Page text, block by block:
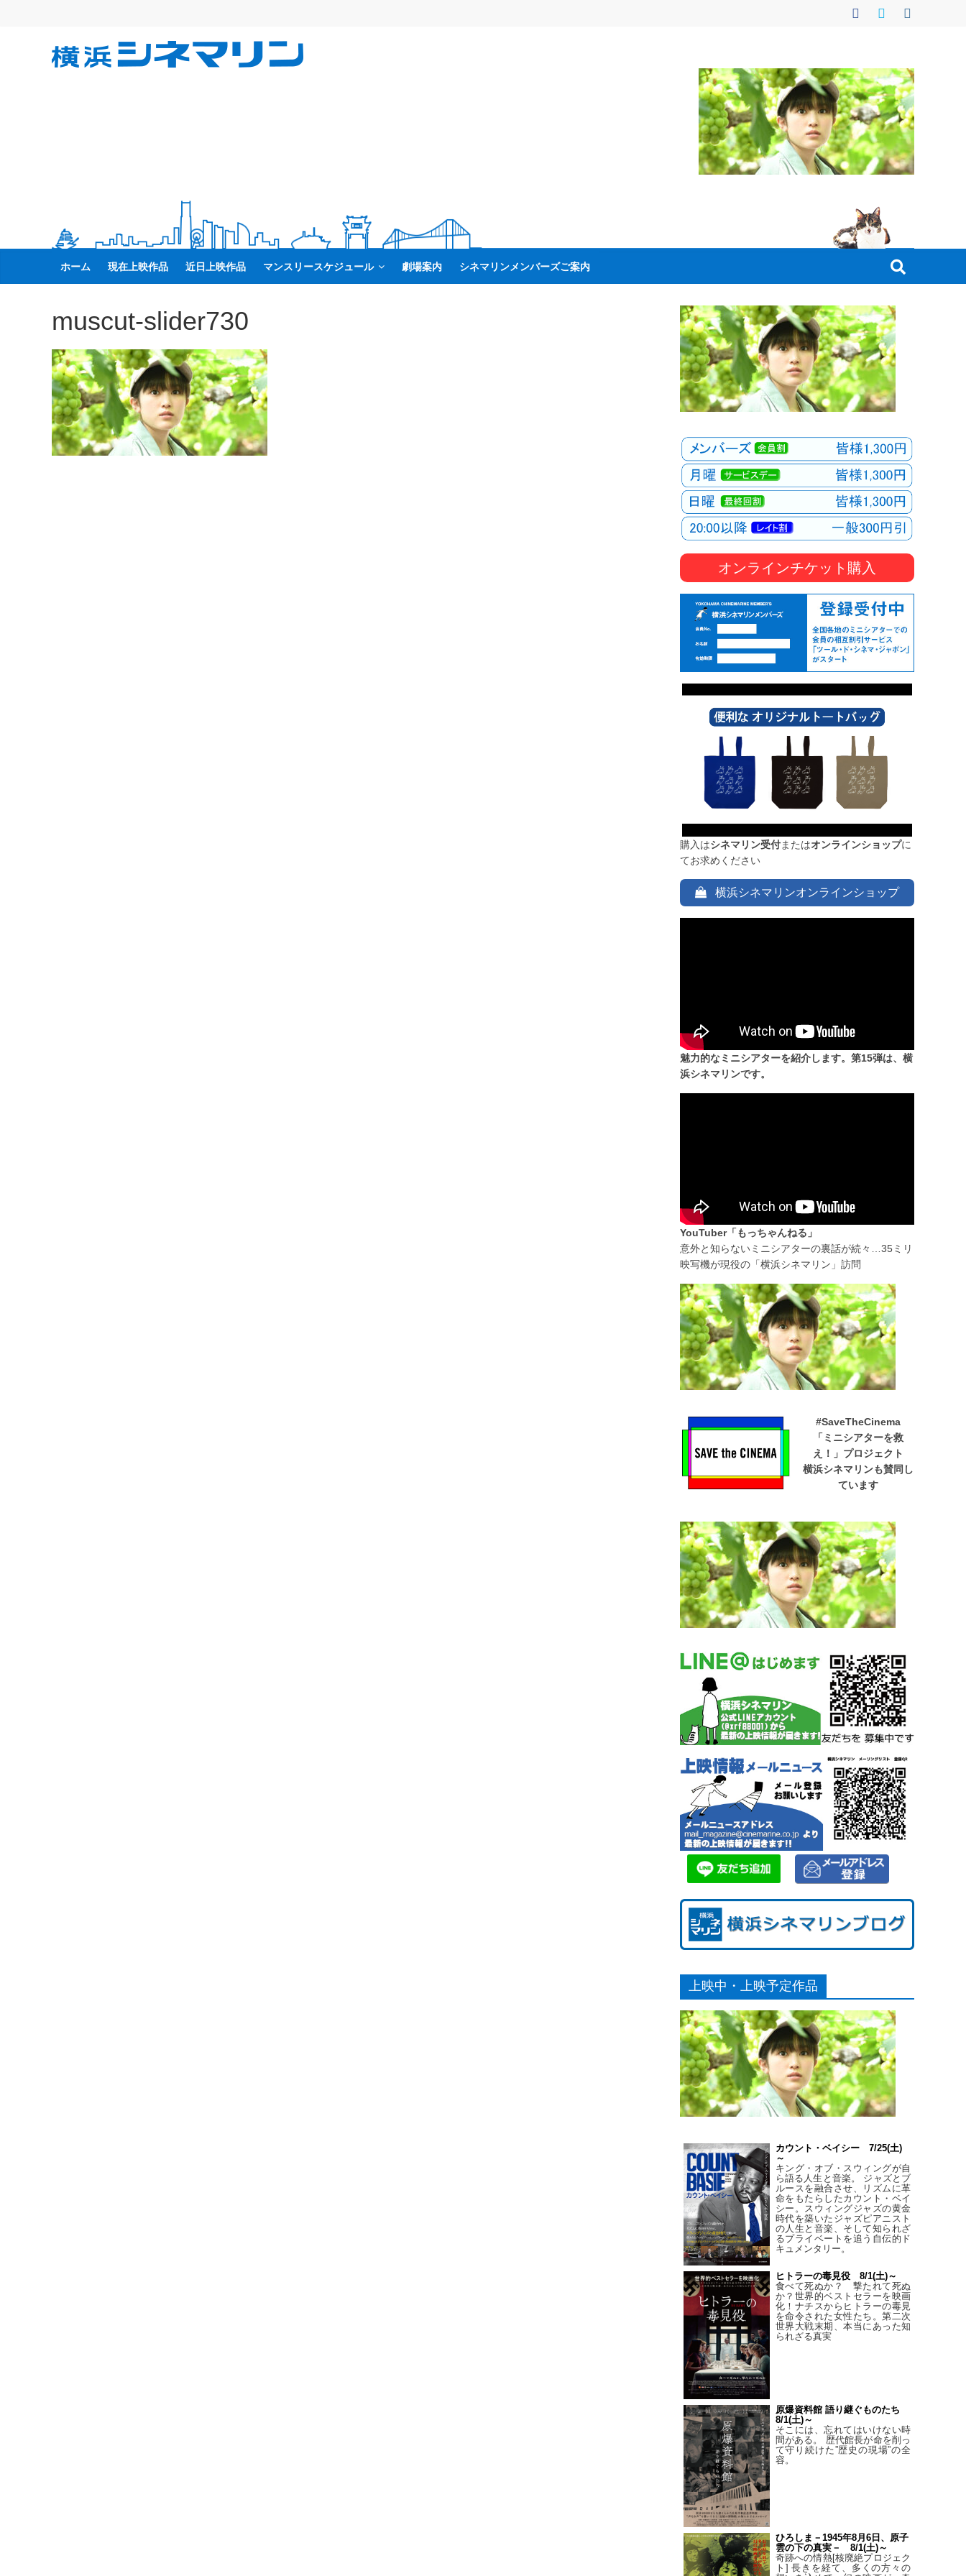
横
マ
リ
ン
た
い
映
画
は
こ
の
ホーム 現在上映作品 近日上映作品 マンスリースケジュール 劇場案内 シネマリンメンバーズご案内
muscut-slider730
オンラインチケット購入
購入はシネマリン受付またはオンラインショップに
てお求めください
横浜シネマリンオンラインショップ
魅力的なミニシアターを紹介します。第15弾は、横
浜シネマリンです。
YouTuber「もっちゃんねる」
意外と知らないミニシアターの裏話が続々…35ミリ
映写機が現役の「横浜シネマリン」訪問
#SaveTheCinema
「ミニシアターを救
え！」プロジェクト
横浜シネマリンも賛同し
ています
上映中・上映予定作品
カウント・ベイシー 7/25(土)
～
キング・オブ・スウィングが自
ら語る人生と音楽。 ジャズとブ
ルースを融合させ、リズムに革
命をもたらしたカウント・ベイ
シー。スウィングジャズの黄金
時代を築いたジャズピアニスト
の人生と音楽、そして知られざ
るプライベートを追う自伝的ド
キュメンタリー。
ヒトラーの毒見役 8/1(土)～
食べて死ぬか？ 撃たれて死ぬ
か？世界的ベストセラーを映画
化！ナチスからヒトラーの毒見
を命令された女性たち。第二次
世界大戦末期、本当にあった知
られざる真実
原爆資料館 語り継ぐものたち
8/1(土)～
そこには、忘れてはいけない時
間がある。 歴代館長が命を削っ
て守り続けた”歴史の現場”の全
容。
ひろしま－1945年8月6日、原子
雲の下の真実－ 8/1(土)～
奇跡への情熱[核廃絶プロジェク
ト] 長きを経て、多くの方々の